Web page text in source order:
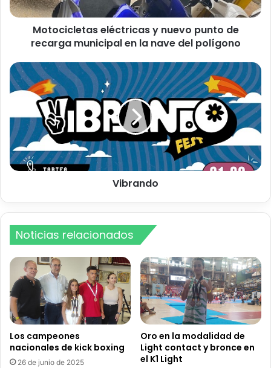
l
e
e
l
é
t
r
c
a
v
o
u
n
t
o
d
e
r
Motocicletas eléctricas y nuevo punto de
recarga municipal en la nave del polígono
V
i
b
a
n
d
o
Vibrando
Noticias relacionados
Los campeones
nacionales de kick boxing
26 de junio de 2025
Oro en la modalidad de
Light contact y bronce en
el K1 Light